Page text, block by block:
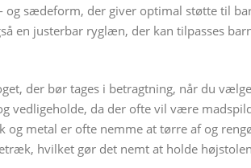
og sædeform, der giver optimal støtte til
en justerbar ryglæn, der kan tilpasses
der bør tages i betragtning, når du
vedligeholde, da der ofte vil være
metal er ofte nemme at tørre af og
hvilket gør det nemt at holde